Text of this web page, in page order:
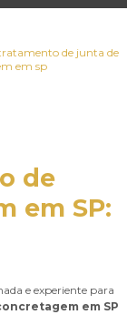
de
em SP:
e experiente para
em SP